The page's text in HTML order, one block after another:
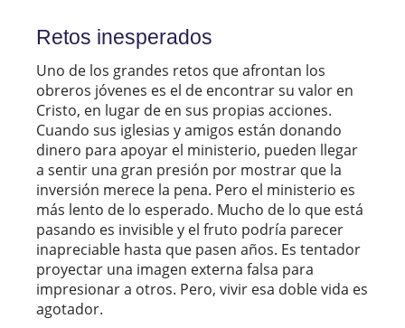
Retos inesperados
Uno de los grandes retos que afrontan los
obreros jóvenes es el de encontrar su valor en
Cristo, en lugar de en sus propias acciones.
Cuando sus iglesias y amigos están donando
dinero para apoyar el ministerio, pueden llegar
a sentir una gran presión por mostrar que la
inversión merece la pena. Pero el ministerio es
más lento de lo esperado. Mucho de lo que está
pasando es invisible y el fruto podría parecer
inapreciable hasta que pasen años. Es tentador
proyectar una imagen externa falsa para
impresionar a otros. Pero, vivir esa doble vida es
agotador.